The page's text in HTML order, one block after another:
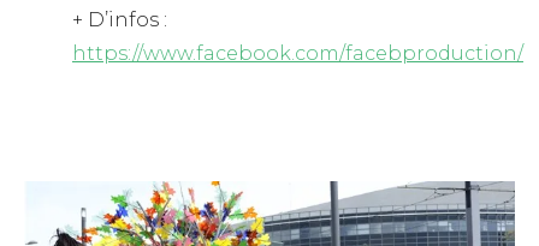
+ D’infos :
https://www.facebook.com/facebproduction/